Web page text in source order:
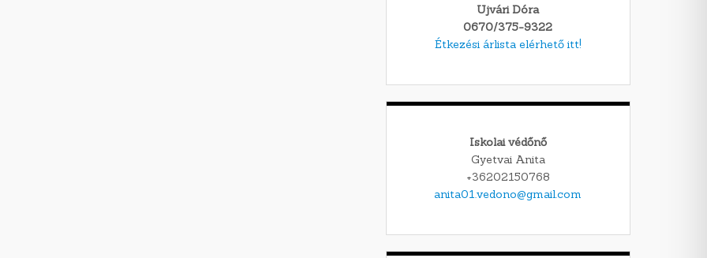
Ujvári Dóra
0670/375-9322
Étkezési árlista elérhető itt!
Iskolai védőnő
Gyetvai Anita
+36202150768
anita01.vedono@gmail.com